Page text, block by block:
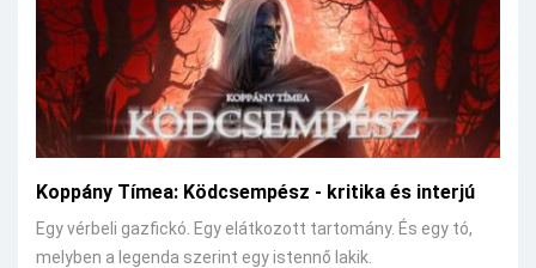
Koppány Tímea: Ködcsempész - kritika és interjú
Egy vérbeli gazfickó. Egy elátkozott tartomány. És egy tó,
melyben a legenda szerint egy istennő lakik.